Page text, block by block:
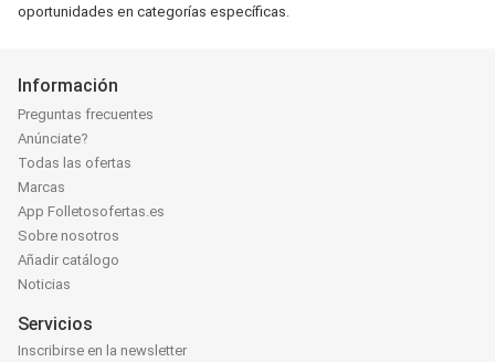
oportunidades en categorías específicas.
Información
Preguntas frecuentes
Anúnciate?
Todas las ofertas
Marcas
App Folletosofertas.es
Sobre nosotros
Añadir catálogo
Noticias
Servicios
Inscribirse en la newsletter